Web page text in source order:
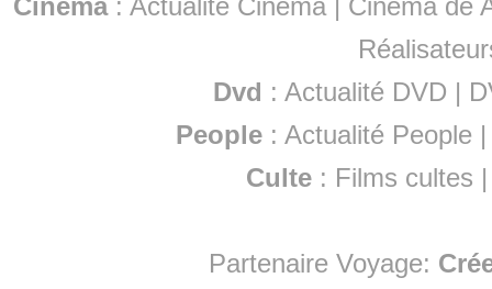
Cinéma: Actualité Cinéma | Cinéma de
Dvd : Actualité DVD |
People :Actualité People
Culte : Films cultes
Partenaire Voyage: